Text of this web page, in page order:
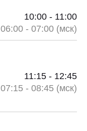
10:00 - 11:00
06:00 - 07:00 (мск)
11:15 - 12:45
07:15 - 08:45 (мск)